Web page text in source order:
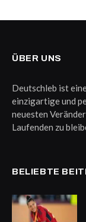
ÜBER UNS
Deutschleb ist
einzigartige und
neuesten
Laufenden zu
BELIEBTE